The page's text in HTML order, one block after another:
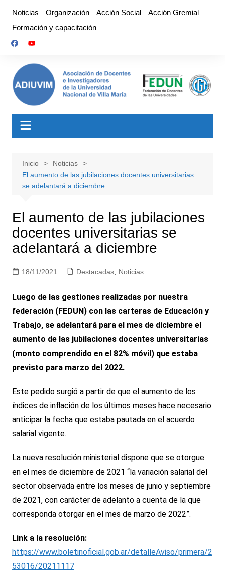
contenido
Noticias Organización Acción Social
Acción Gremial
Formación y capacitación
Inicio
Noticias
El aumento de las jubilaciones docentes universitarias
se adelantará a diciembre
El aumento de las jubilaciones
docentes universitarias se
adelantará a diciembre
18/11/2021 Destacadas, Noticias
Luego de las gestiones realizadas por nuestra
federación (FEDUN) con las carteras de Educación y
Trabajo, se adelantará para el mes de diciembre el
aumento de las jubilaciones docentes universitarias
(monto comprendido en el 82% móvil) que estaba
previsto para marzo del 2022.
Este pedido surgió a partir de que el aumento de los
índices de inflación de los últimos meses hace necesario
anticipar la fecha que estaba pautada en el acuerdo
salarial vigente.
La nueva resolución ministerial dispone que se otorgue
en el mes de diciembre de 2021 “la variación salarial del
sector observada entre los meses de junio y septiembre
de 2021, con carácter de adelanto a cuenta de la que
corresponda otorgar en el mes de marzo de 2022”.
Link a la resolución:
https://www.boletinoficial.gob.ar/detalleAviso/primera/2
53016/20211117